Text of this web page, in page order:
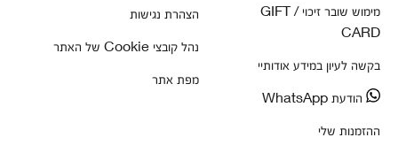
מימוש שובר זיכוי / GIFT
CARD
בקשה לעיון במידע אודותיי
הודעת WhatsApp
ההזמנות שלי
הצהרת נגישות
נהל קובצי Cookie של האתר
מפת אתר